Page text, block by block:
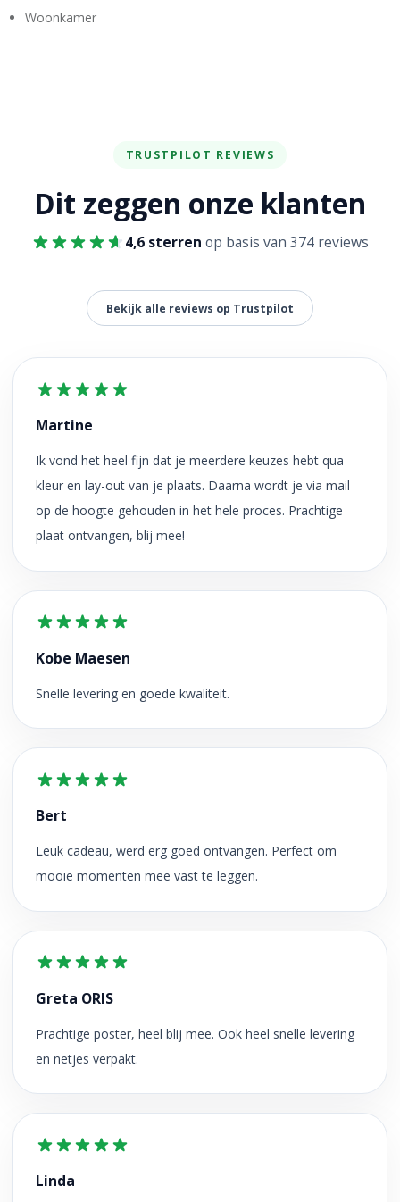
Woonkamer
TRUSTPILOT REVIEWS
Dit zeggen onze klanten
4,6 sterren op basis van 374 reviews
Bekijk alle reviews op Trustpilot
Martine
Ik vond het heel fijn dat je meerdere keuzes hebt qua
kleur en lay-out van je plaats. Daarna wordt je via mail
op de hoogte gehouden in het hele proces. Prachtige
plaat ontvangen, blij mee!
Kobe Maesen
Snelle levering en goede kwaliteit.
Bert
Leuk cadeau, werd erg goed ontvangen. Perfect om
mooie momenten mee vast te leggen.
Greta ORIS
Prachtige poster, heel blij mee. Ook heel snelle levering
en netjes verpakt.
Linda